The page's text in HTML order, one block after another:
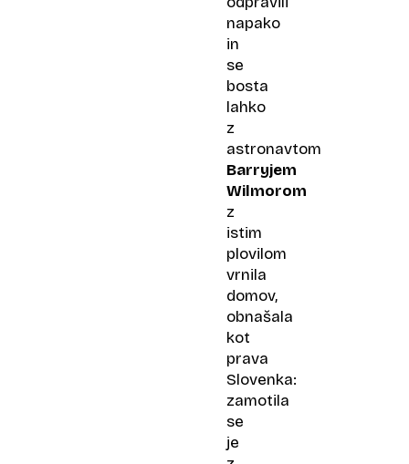
napako
in
se
bosta
lahko
z
astronavtom
Barryjem
Wilmorom
z
istim
plovilom
vrnila
domov,
obnašala
kot
prava
Slovenka:
zamotila
se
je